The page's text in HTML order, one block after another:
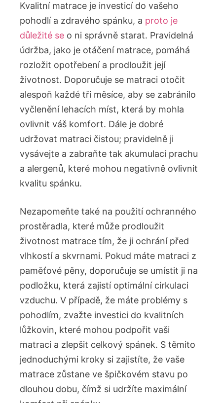
Kvalitní matrace je investicí do vašeho
pohodlí a zdravého spánku, a proto je
důležité se o ni správně starat. Pravidelná
údržba, jako je otáčení matrace, pomáhá
rozložit opotřebení a prodloužit její
životnost. Doporučuje se matraci otočit
alespoň každé tři měsíce, aby se zabránilo
vyčlenění lehacích míst, která by mohla
ovlivnit váš komfort. Dále je dobré
udržovat matraci čistou; pravidelně ji
vysávejte a zabraňte tak akumulaci prachu
a alergenů, které mohou negativně ovlivnit
kvalitu spánku.
Nezapomeňte také na použití ochranného
prostěradla, které může prodloužit
životnost matrace tím, že ji ochrání před
vlhkostí a skvrnami. Pokud máte matraci z
paměťové pěny, doporučuje se umístit ji na
podložku, která zajistí optimální cirkulaci
vzduchu. V případě, že máte problémy s
pohodlím, zvažte investici do kvalitních
lůžkovin, které mohou podpořit vaši
matraci a zlepšit celkový spánek. S těmito
jednoduchými kroky si zajistíte, že vaše
matrace zůstane ve špičkovém stavu po
dlouhou dobu, čímž si udržíte maximální